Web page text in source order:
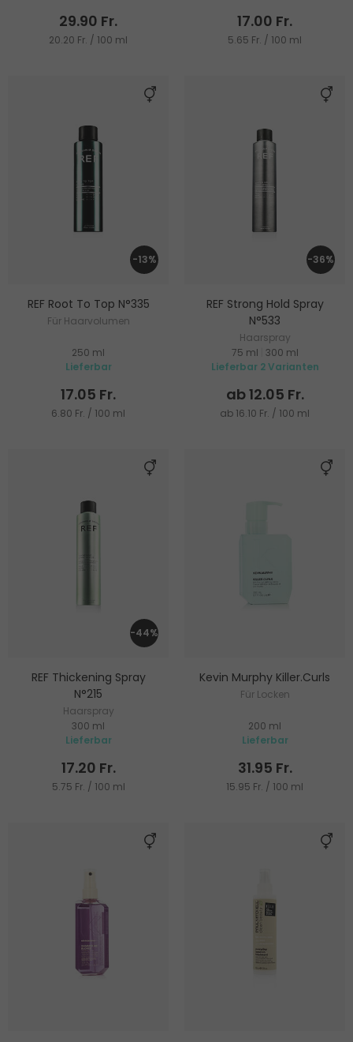
29.90 Fr.
20.20 Fr. / 100 ml
17.00 Fr.
5.65 Fr. / 100 ml
-13%
REF Root To Top N°335
Für Haarvolumen
250 ml
Lieferbar
17.05 Fr.
6.80 Fr. / 100 ml
-36%
REF Strong Hold Spray
N°533
Haarspray
75 ml 300 ml
Lieferbar 2 Varianten
ab 12.05 Fr.
ab 16.10 Fr. / 100 ml
-44%
REF Thickening Spray
N°215
Haarspray
300 ml
Lieferbar
17.20 Fr.
5.75 Fr. / 100 ml
Kevin Murphy Killer.Curls
Für Locken
200 ml
Lieferbar
31.95 Fr.
15.95 Fr. / 100 ml